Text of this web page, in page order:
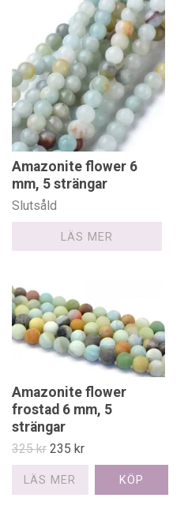
Amazonite flower 6
mm, 5 strängar
Slutsåld
LÄS MER
Amazonite flower
frostad 6 mm, 5
strängar
325 kr 235 kr
LÄS MER